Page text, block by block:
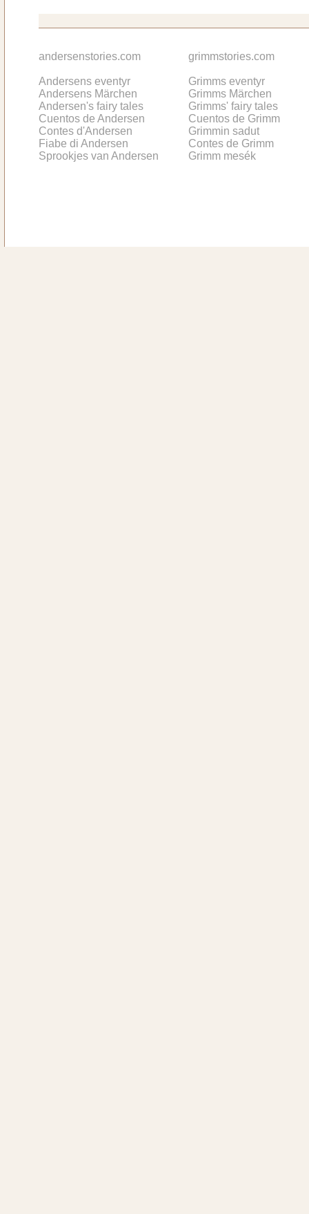
andersenstories.com
Andersens eventyr
Andersens Märchen
Andersen's fairy tales
Cuentos de Andersen
Contes d'Andersen
Fiabe di Andersen
Sprookjes van Andersen
grimmstories.com
Grimms eventyr
Grimms Märchen
Grimms' fairy tales
Cuentos de Grimm
Grimmin sadut
Contes de Grimm
Grimm mesék